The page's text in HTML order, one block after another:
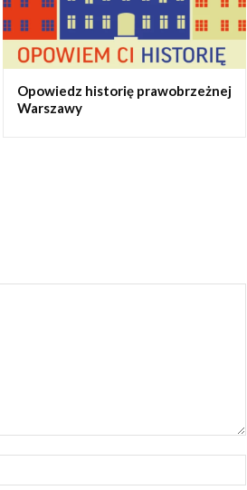
Opowiedz historię prawobrzeżnej
Warszawy